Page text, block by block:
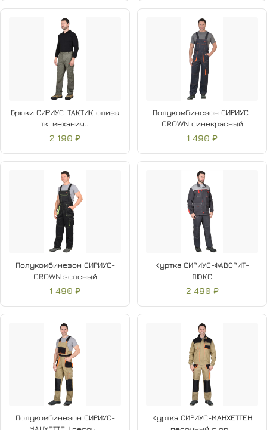
Брюки СИРИУС-ТАКТИК олива
тк. механич...
2 190 ₽
Полукомбинезон СИРИУС-
CROWN синекрасный
1 490 ₽
Полукомбинезон СИРИУС-
CROWN зеленый
1 490 ₽
Куртка СИРИУС-ФАВОРИТ-
ЛЮКС
2 490 ₽
Полукомбинезон СИРИУС-
Куртка СИРИУС-МАНХЕТТЕН